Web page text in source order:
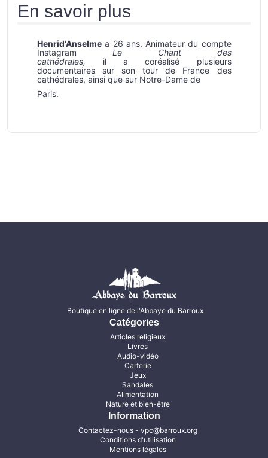
En savoir plus
Henrid'Anselme a 26 ans. Animateur du compte
Instagram Le Chant des
cathédrales, il a coréalisé plusieurs
documentaires sur son tour de France des
cathédrales, ainsi que sur Notre-Dame de
Paris.
Boutique en ligne de l'Abbaye du Barroux
Catégories
Articles religieux
Livres
Audio-vidéo
Carterie
Jeux
Sandales
Alimentation
Nature et bien-être
Information
Contactez-nous- vpc@barroux.org
Conditions d'utilisation
Mentions légales